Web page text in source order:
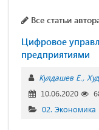
Все статьи
Цифровое
предприятиями
Кулдашев Е.
10.06.2020
02. Экономика